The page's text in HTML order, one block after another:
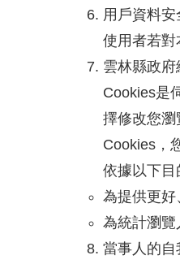
用戶資料
使用者若對
雲林縣政
Cookies是
擇修改您
Cookies，
依據以下目
為提供更好
為統計瀏覽
當事人的自